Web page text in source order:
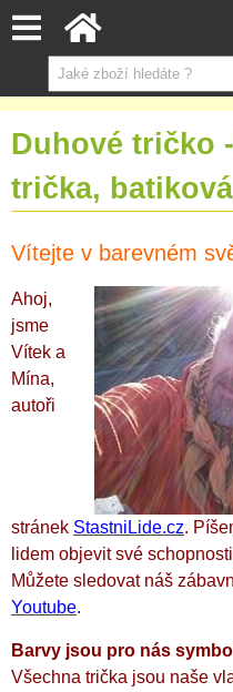
Duhové tričko
trička,
Vítejte v barevném
Ahoj,
jsme
Vítek a
Mína,
autoři
stránek StastniLide.cz.
lidem objevit své
Můžete sledovat náš
Youtube.
Barvy jsou pro nás
Všechna trička jsou naše